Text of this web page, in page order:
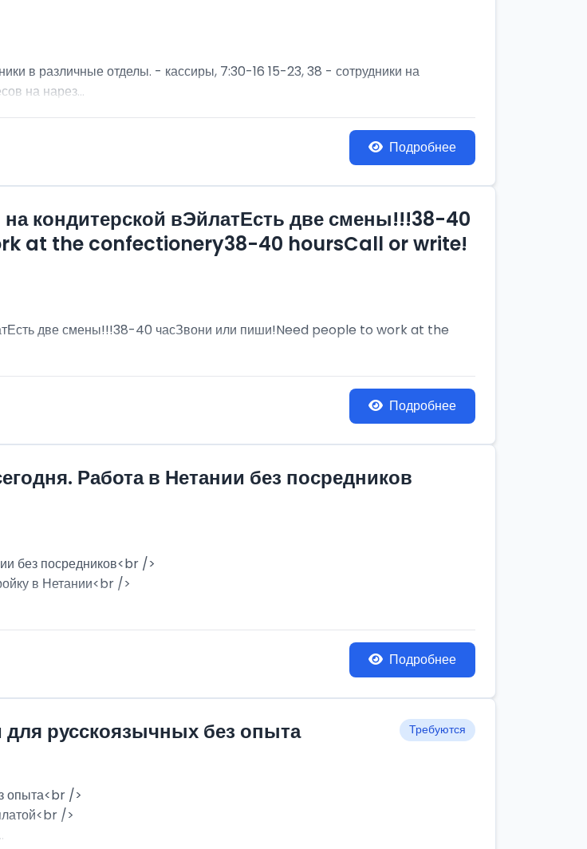
в различные отделы. - кассиры, 7:30-16 15-23, 38 - сотрудники на
на нарез...
Подробнее
кондитерской вЭйлатЕсть две смены!!!38-40
at the confectionery38-40 hoursCall or write!
две смены!!!38-40 часЗвони или пиши!Need people to work at the
Подробнее
Работа в Нетании без посредников
без посредников<br />
в Нетании<br />
Подробнее
русскоязычных без опыта Требуются
опыта<br />
/>